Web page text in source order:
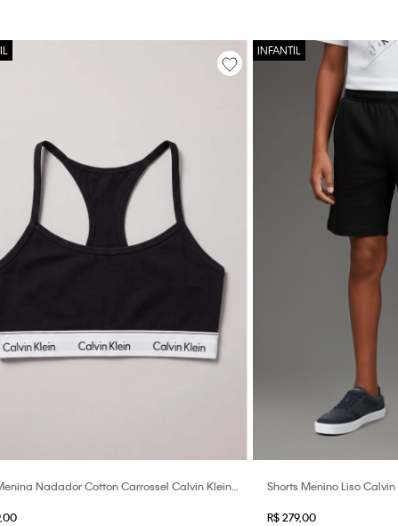
Nadador Cotton Carrossel Calvin Klein
,00
Shorts Menino Liso
R$279,00